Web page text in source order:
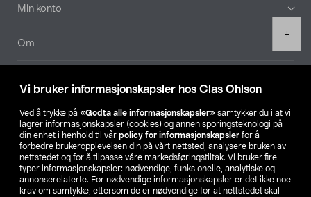
Vi bruker informasjonskapsler hos Clas Ohlson
Ved å trykke på «Godta alle informasjonskapsler» samtykker du i at vi
lagrer informasjonskapsler (cookies) og annen sporingsteknologi på
din enhet i henhold til vår policy for informasjonskapsler for å
forbedre brukeropplevelsen din på vårt nettsted, analysere bruken av
nettstedet og for å tilpasse våre markedsføringstiltak. Vi bruker fire
typer informasjonskapsler: nødvendige, funksjonelle, analytiske og
annonserelaterte. For nødvendige informasjonskapsler er det ikke noe
krav om samtykke, ettersom de er nødvendige for at nettstedet skal
+
Min konto
Om
Våre selskaper
Finn din butikk
SE NO FI